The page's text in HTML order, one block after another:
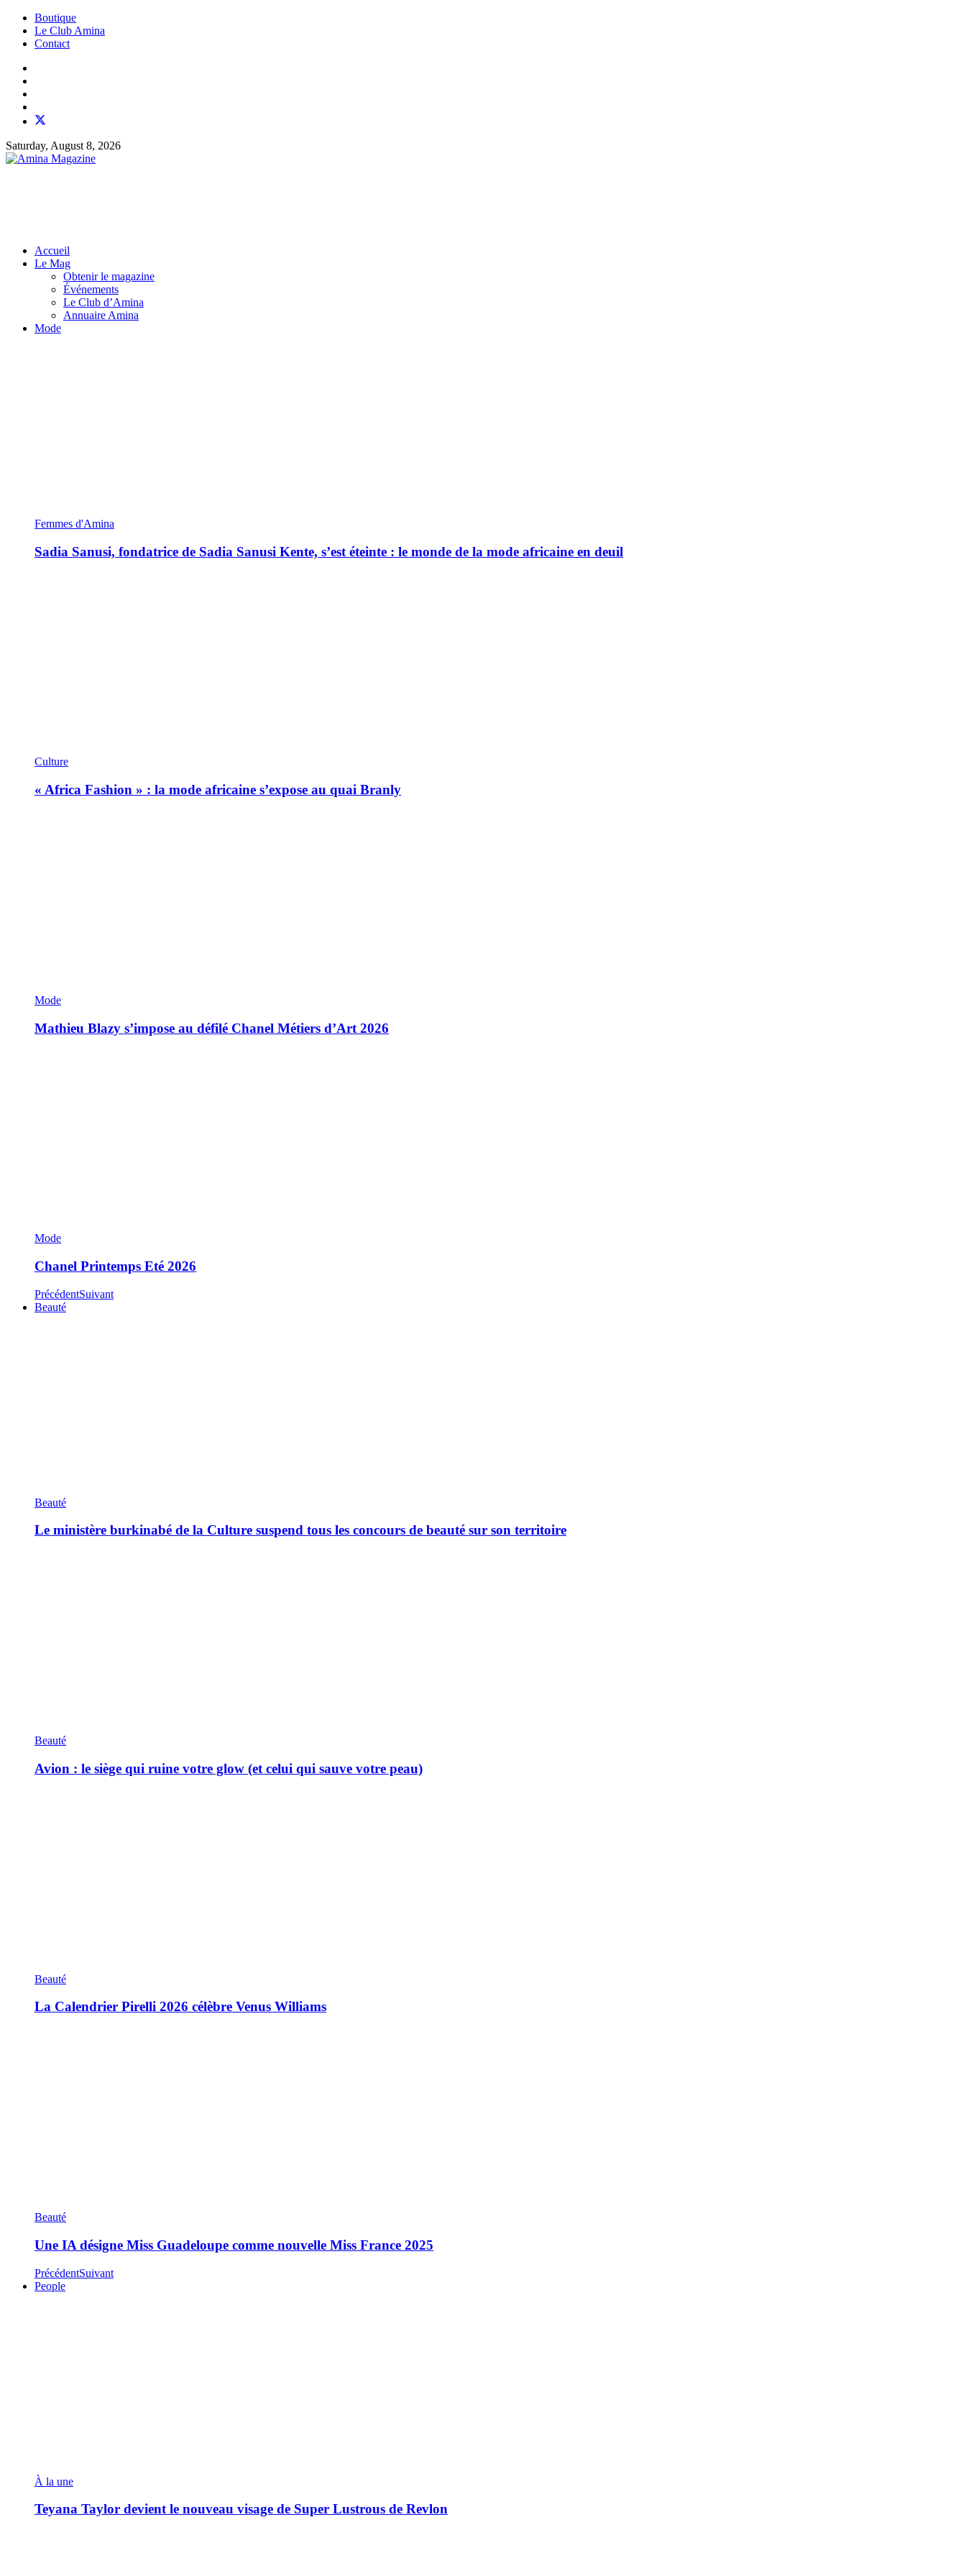
Boutique
Le Club Amina
Contact
Saturday, August 8, 2026
Accueil
Le Mag
Obtenir le magazine
Événements
Le Club d’Amina
Annuaire Amina
Mode
Femmes d'Amina
Sadia Sanusi, fondatrice de Sadia Sanusi Kente, s’est éteinte : le monde de la mode africaine en deuil
Culture
« Africa Fashion » : la mode africaine s’expose au quai Branly
Mode
Mathieu Blazy s’impose au défilé Chanel Métiers d’Art 2026
Mode
Chanel Printemps Eté 2026
PrécédentSuivant
Beauté
Beauté
Le ministère burkinabé de la Culture suspend tous les concours de beauté sur son territoire
Beauté
Avion : le siège qui ruine votre glow (et celui qui sauve votre peau)
Beauté
La Calendrier Pirelli 2026 célèbre Venus Williams
Beauté
Une IA désigne Miss Guadeloupe comme nouvelle Miss France 2025
PrécédentSuivant
People
À la une
Teyana Taylor devient le nouveau visage de Super Lustrous de Revlon